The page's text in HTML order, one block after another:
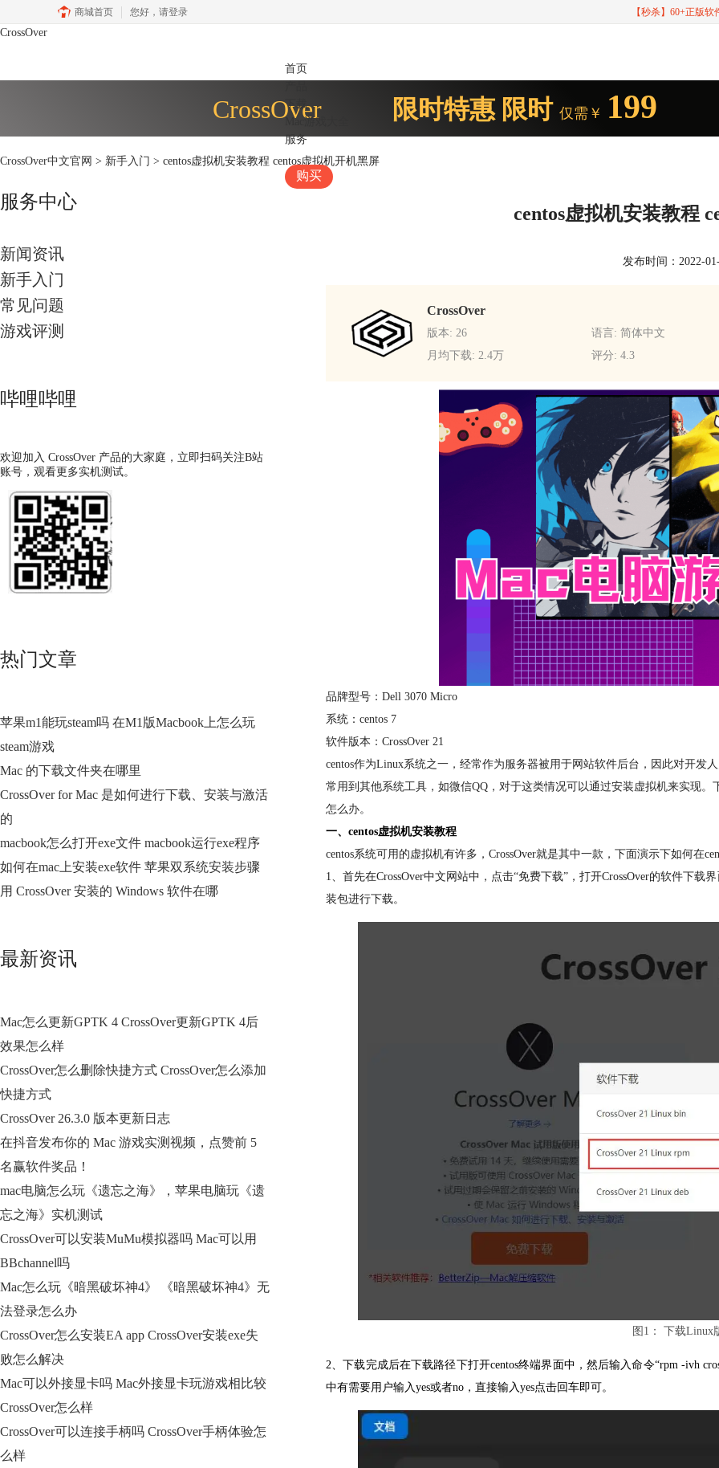
商城首页 您好， 请登录 【秒杀】60+正版
CrossOver
首页
下载
Mac游戏大全
服务
购买
CrossOver 限时特惠 限时 仅需￥ 199
CrossOver中文官网 > 新手入门 > centos虚拟机安装教程 centos虚拟机开机黑屏
服务中心
新闻资讯
新手入门
常见问题
游戏评测
哔哩哔哩
欢迎加入 CrossOver 产品的大家庭，立即扫码关注B站
账号，观看更多实机测试。
热门文章
苹果m1能玩steam吗 在M1版Macbook上怎么玩
steam游戏
Mac 的下载文件夹在哪里
CrossOver for Mac 是如何进行下载、安装与激活
的
macbook怎么打开exe文件 macbook运行exe程序
如何在mac上安装exe软件 苹果双系统安装步骤
用 CrossOver 安装的 Windows 软件在哪
最新资讯
Mac怎么更新GPTK 4 CrossOver更新GPTK 4后
效果怎么样
CrossOver怎么删除快捷方式 CrossOver怎么添加
快捷方式
CrossOver 26.3.0 版本更新日志
在抖音发布你的 Mac 游戏实测视频，点赞前 5
名赢软件奖品！
mac电脑怎么玩《遗忘之海》，苹果电脑玩《遗
忘之海》实机测试
CrossOver可以安装MuMu模拟器吗 Mac可以用
BBchannel吗
Mac怎么玩《暗黑破坏神4》 《暗黑破坏神4》无
法登录怎么办
CrossOver怎么安装EA app CrossOver安装exe失
败怎么解决
Mac可以外接显卡吗 Mac外接显卡玩游戏相比较
CrossOver怎么样
CrossOver可以连接手柄吗 CrossOver手柄体验怎
么样
centos虚拟机安装教程
发布时间：2022-
CrossOver
版本: 26
语言: 简体中文
月均下载: 2.4万
评分: 4.3
品牌型号：Dell 3070 Micro
系统：centos 7
软件版本：CrossOver 21
centos作为Linux系统之一，经常作为服务器被用于网站软件后台，因此对开发
常用到其他系统工具，如微信QQ，对于这类情况可以通过安装虚拟机来实现。
怎么办。
一、centos虚拟机安装教程
centos系统可用的虚拟机有许多，CrossOver就是其中一款，下面演示下如何在
1、首先在CrossOver中文网站中，点击“免费下载”，打开CrossOver的软件下
装包进行下载。
图1： 下载Linux
2、下载完成后在下载路径下打开centos终端界面中，然后输入命令“rpm -ivh
中有需要用户输入yes或者no，直接输入yes点击回车即可。